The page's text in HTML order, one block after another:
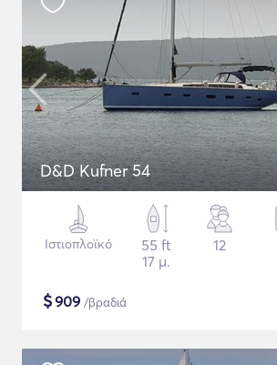
D&D Kufner 54
Ιστιοπλοϊκό
55 ft
17 μ.
12
$909 /βραδιά